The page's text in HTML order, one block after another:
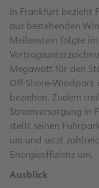
In Frankfurt bezieht
aus bestehenden
Meilenstein folgte
Megawatt für den
Off-Shore-Windpark
beziehen. Zudem
Stromversorgung in
stellt seinen
um und setzt
Energieeffizienz um.
Ausblick